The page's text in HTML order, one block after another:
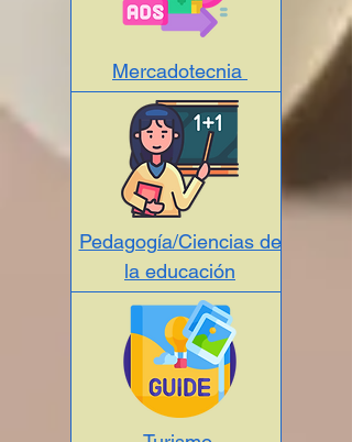
Mercadotecnia
Pedagogía/Ciencias de
la educación